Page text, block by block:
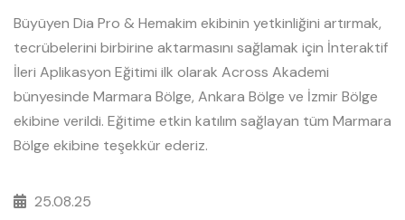
Büyüyen Dia Pro & Hemakim ekibinin yetkinliğini artırmak,
tecrübelerini birbirine aktarmasını sağlamak için İnteraktif
İleri Aplikasyon Eğitimi ilk olarak Across Akademi
bünyesinde Marmara Bölge, Ankara Bölge ve İzmir Bölge
ekibine verildi. Eğitime etkin katılım sağlayan tüm Marmara
Bölge ekibine teşekkür ederiz.
25.08.25